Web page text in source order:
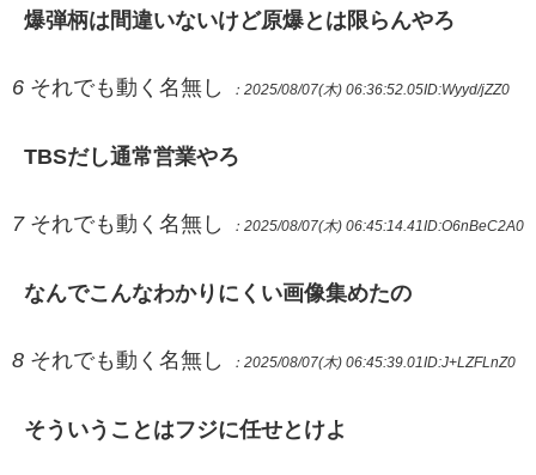
爆弾柄は間違いないけど原爆とは限らんやろ
6 それでも動く名無し ：2025/08/07(木) 06:36:52.05ID:Wyyd/jZZ0
TBSだし通常営業やろ
7 それでも動く名無し ：2025/08/07(木) 06:45:14.41ID:O6nBeC2A0
なんでこんなわかりにくい画像集めたの
8 それでも動く名無し ：2025/08/07(木) 06:45:39.01ID:J+LZFLnZ0
そういうことはフジに任せとけよ